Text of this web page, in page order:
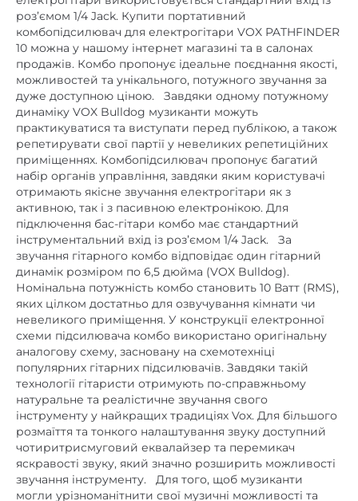
комбопідсилювач для електрогітари VOX PATHFINDER
10 можна у нашому інтернет магазині та в салонах
продажів.Комбо пропонує ідеальне поєднання якості,
можливостей та унікального, потужного звучання за
дуже доступною ціною.
Завдяки одному потужному
динаміку VOX Bulldog музиканти можуть
практикуватися та виступати перед публікою, а також
репетирувати свої партії у невеликих репетиційних
приміщеннях.Комбопідсилювач пропонує багатий
набір органів управління, завдяки яким користувачі
отримають якісне звучання електрогітари як з
активною, так і з пасивною електронікою.Для
підключення бас-гітари комбо має стандартний
інструментальний вхід із роз’ємом 1/4 Jack.
За
звучання гітарного комбо відповідає один гітарний
динамік розміром по 6,5 дюйма (VOX Bulldog).
Номінальна потужність комбо становить 10 Ватт (RMS),
яких цілком достатньо для озвучування кімнати чи
невеликого приміщення.У конструкції електронної
схеми підсилювача комбо використано оригінальну
аналогову схему, засновану на схемотехніці
популярних гітарних підсилювачів.Завдяки такій
технології гітаристи отримують по-справжньому
натуральне та реалістичне звучання свого
інструменту у найкращих традиціях Vox.Для більшого
розмаїття та тонкого налаштування звуку доступний
чотиритрисмуговий еквалайзер та перемикач
яскравості звуку, який значно розширить можливості
звучання інструменту.
Для того, щоб музиканти
могли урізноманітнити свої музичні можливості та
проводити безшумні заняття, у комбопідсилювачі